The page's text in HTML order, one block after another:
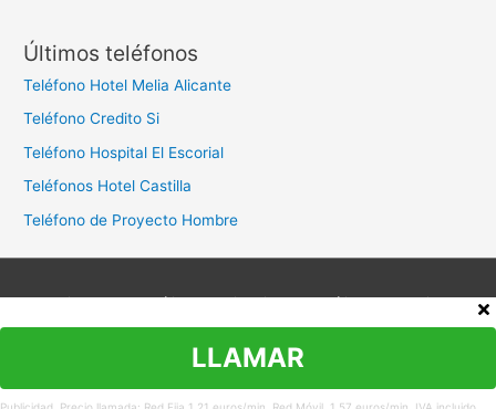
Últimos teléfonos
Teléfono Hotel Melia Alicante
Teléfono Credito Si
Teléfono Hospital El Escorial
Teléfonos Hotel Castilla
Teléfono de Proyecto Hombre
Aviso legal Política de privacidad
Política de cookies
Contacto
Copyright © 2026Teléfono Atención al Cliente
LLAMAR